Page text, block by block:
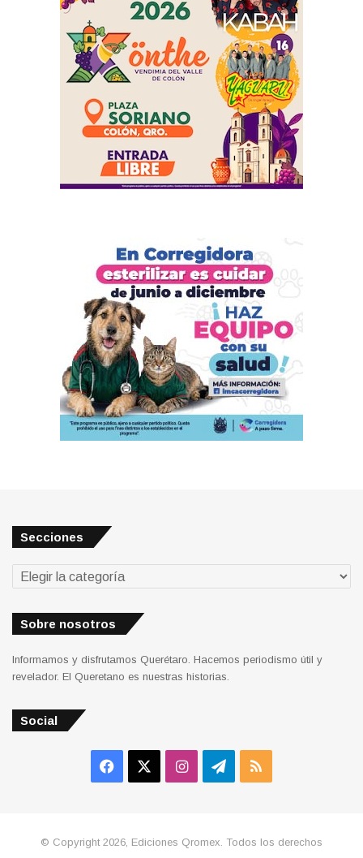
Secciones
Secciones
Sobre nosotros
Informamos y disfrutamos Querétaro. Hacemos periodismo útil y
revelador. El Queretano es nuestras historias.
Social
Facebook InstagramTelegram
RSS
© Copyright 2026, Ediciones Qromex. Todos los derechos